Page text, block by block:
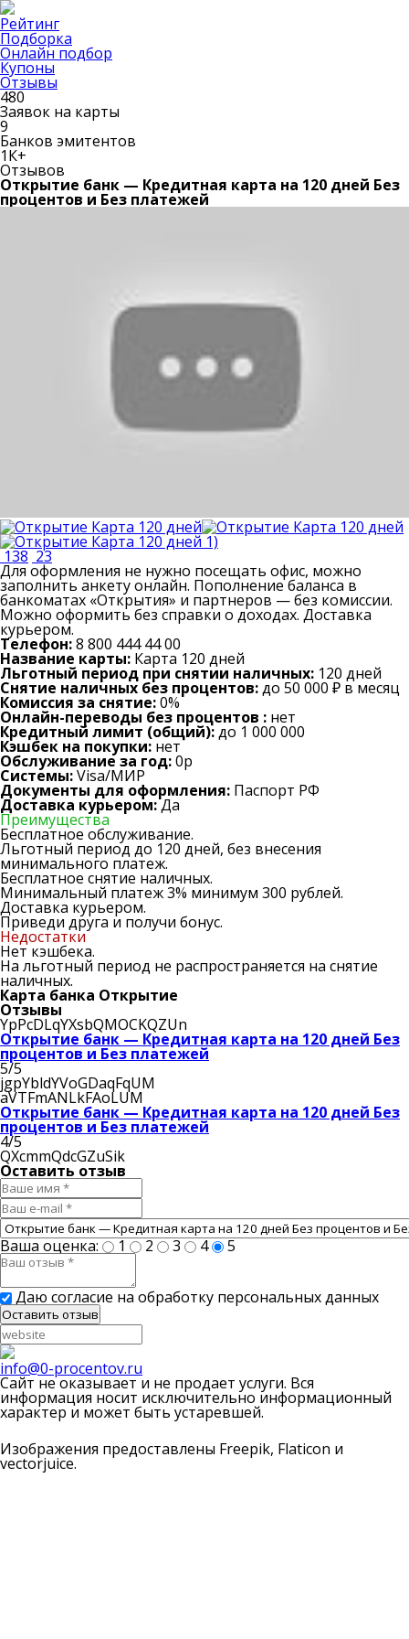
Рейтинг
Подборка
Онлайн подбор
Купоны
Отзывы
480
Заявок на карты
9
Банков эмитентов
1К+
Отзывов
Открытие банк — Кредитная карта на 120 дней Без
процентов и Без платежей
138 23
Для оформления не нужно посещать офис, можно
заполнить анкету онлайн. Пополнение баланса в
банкоматах «Открытия» и партнеров — без комиссии.
Можно оформить без справки о доходах. Доставка
курьером.
Телефон:8 800 444 44 00
Название карты: Карта 120 дней
Льготный период при снятии наличных: 120 дней
Снятие наличных без процентов:до 50 000 ₽ в месяц
Комиссия за снятие:0%
Онлайн-переводы без процентов : нет
Кредитный лимит (общий):до 1 000 000
Кэшбек на покупки: нет
Обслуживание за год:0р
Системы:Visa/МИР
Документы для оформления: Паспорт РФ
Доставка курьером:Да
Преимущества
Бесплатное обслуживание.
Льготный период до 120 дней, без внесения
минимального платеж.
Бесплатное снятие наличных.
Минимальный платеж 3% минимум 300 рублей.
Доставка курьером.
Приведи друга и получи бонус.
Недостатки
Нет кэшбека.
На льготный период не распространяется на снятие
наличных.
Карта банка Открытие
Отзывы
YpPcDLqYXsbQMOCKQZUn
Открытие банк — Кредитная карта на 120 дней Без
процентов и Без платежей
5/5
jgpYbldYVoGDaqFqUM
aVTFmANLkFAoLUM
Открытие банк — Кредитная карта на 120 дней Без
процентов и Без платежей
4/5
QXcmmQdcGZuSik
Оставить отзыв
Ваша оценка: 1 2 3 4 5
Даю согласие на обработку персональных данных
info@0-procentov.ru
Cайт не оказывает и не продает услуги. Вся
информация носит исключительно информационный
характер и может быть устаревшей.
Изображения предоставлены Freepik, Flaticon и
vectorjuice.